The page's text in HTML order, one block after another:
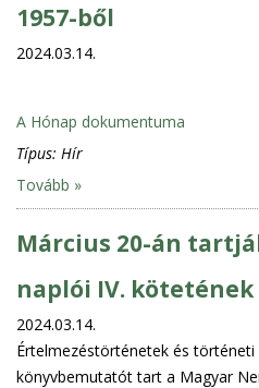
1957-ből
2024.03.14.
A Hónap dokumentuma
Típus: Hír
Tovább »
Március 20-án
naplói IV.
2024.03.14.
Értelmezéstörténetek és történeti
könyvbemutatót tart a Magyar